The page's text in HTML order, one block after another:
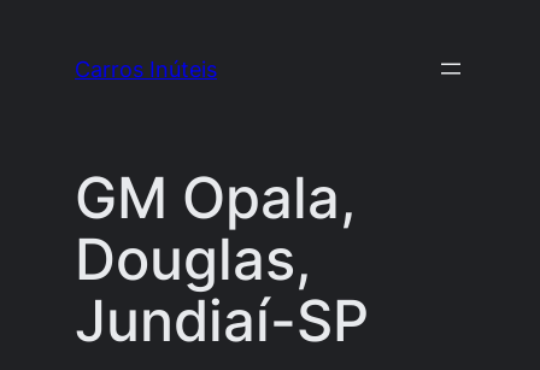
Carros Inúteis
GM Opala,
Douglas,
Jundiaí-SP